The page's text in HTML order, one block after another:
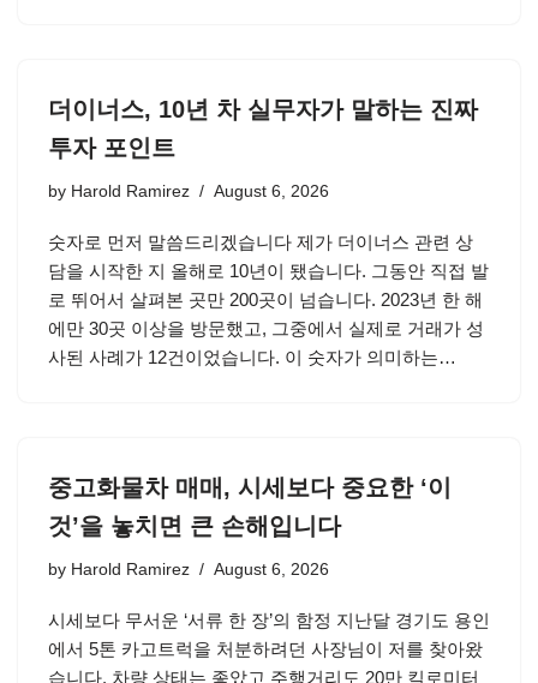
더이너스, 10년 차 실무자가 말하는 진짜
투자 포인트
by Harold Ramirez August 6, 2026
숫자로 먼저 말씀드리겠습니다 제가 더이너스 관련 상
담을 시작한 지 올해로 10년이 됐습니다. 그동안 직접 발
로 뛰어서 살펴본 곳만 200곳이 넘습니다. 2023년 한 해
에만 30곳 이상을 방문했고, 그중에서 실제로 거래가 성
사된 사례가 12건이었습니다. 이 숫자가 의미하는…
중고화물차 매매, 시세보다 중요한 ‘이
것’을 놓치면 큰 손해입니다
by Harold Ramirez August 6, 2026
시세보다 무서운 ‘서류 한 장’의 함정 지난달 경기도 용인
에서 5톤 카고트럭을 처분하려던 사장님이 저를 찾아왔
습니다. 차량 상태는 좋았고 주행거리도 20만 킬로미터